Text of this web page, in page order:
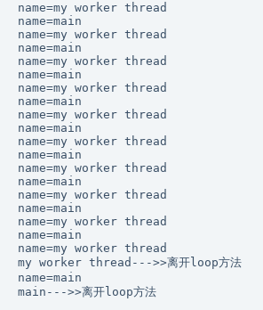
name=my worker thread
name=main
name=my worker thread
name=main
name=my worker thread
name=main
name=my worker thread
name=main
name=my worker thread
name=main
name=my worker thread
name=main
name=my worker thread
name=main
name=my worker thread
name=main
name=my worker thread
name=main
name=my worker thread
my worker thread--->>离开loop方法
name=main
main--->>离开loop方法